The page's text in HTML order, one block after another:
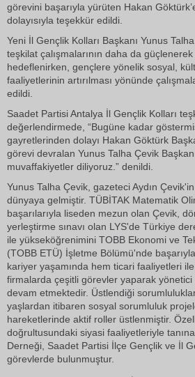
görevini başarıyla yürüten Hakan
dolayısıyla teşekkür edildi.
Yeni İl Gençlik Kolları Başkanı Yunus
teşkilat çalışmalarının daha da
hedeflenirken, gençlere yönelik sosyal,
faaliyetlerinin artırılması yönünde
edildi.
Saadet Partisi Antalya İl Gençlik Kolları
değerlendirmede, “Bugüne kadar
gayretlerinden dolayı Hakan Göktürk
görevi devralan Yunus Talha Çevik
muvaffakiyetler diliyoruz.” denildi.
Yunus Talha Çevik, gazeteci Aydın
dünyaya gelmiştir. TÜBİTAK Matematik
başarılarıyla liseden mezun olan Çevik,
yerleştirme sınavı olan LYS'de Türkiye
ile yükseköğrenimini TOBB Ekonomi ve
(TOBB ETÜ) İşletme Bölümü'nde
kariyer yaşamında hem ticari faaliyetleri
firmalarda çeşitli görevler yaparak yönetici
devam etmektedir. Üstlendiği
yaşlardan itibaren sosyal sorumluluk
hareketlerinde aktif roller üstlenmiştir.
doğrultusundaki siyasi faaliyetleriyle
Derneği, Saadet Partisi İlçe Gençlik ve İl
görevlerde bulunmuştur.